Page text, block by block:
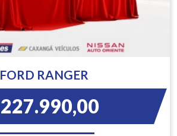
FORD RANGER
227.990,00